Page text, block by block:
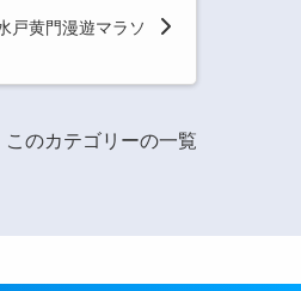
戸黄門漫遊マラソ
このカテゴリーの一覧